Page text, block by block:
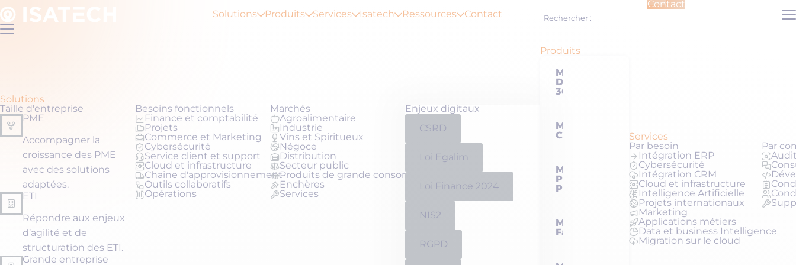
Accéder
au
contenu
Solutions Produits Services Isatech Ressources Contact Rechercher :
Contact
Fermer
Solutions
Taille d'entreprise
PME
Accompagner la
croissance des PME
avec des solutions
adaptées.
ETI
Répondre aux enjeux
d’agilité et de
structuration des ETI.
Grande entreprise
Besoins fonctionnels
Finance et comptabilité
Projets
Commerce et Marketing
Cybersécurité
Service client et support
Cloud et infrastructure
Chaine d'approvisionnement
Outils collaboratifs
Opérations
Marchés
Agroalimentaire
Industrie
Vins et Spiritueux
Négoce
Distribution
Secteur public
Produits de grande consommation
Enchères
Services
Enjeux digitaux
CSRD
Loi Egalim
Loi Finance 2024
NIS2
RGPD
Produits
Microsoft
Dynamics
365
Microsoft
Copilot
Microsoft
Power
Platform
Microsoft
Fabric
Services
Par besoin
Intégration ERP
Cybersécurité
Intégration CRM
Cloud et infrastructure
Intelligence Artificielle
Projets internationaux
Marketing
Applications métiers
Data et business Intelligence
Migration sur le cloud
Par